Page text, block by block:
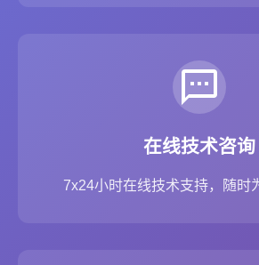
在线技术咨询
7x24小时在线技术支持，随时